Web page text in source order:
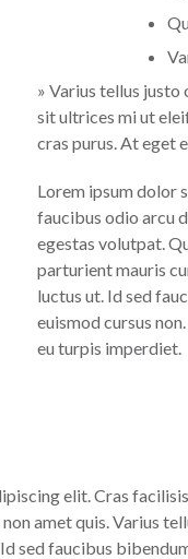
» Varius tellus
sit ultrices mi ut
cras purus. At eget
Lorem ipsum dolor
faucibus odio arcu
egestas volutpat.
parturient mauris
luctus ut. Id sed
euismod cursus
eu turpis imperdiet.
elit. Cras
amet quis. Varius
sed faucibus